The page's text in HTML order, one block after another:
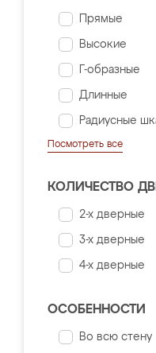
Прямые
Высокие
Г-образные
Длинные
Радиусные
Посмотреть все
КОЛИЧЕСТВО
2-х дверные
3-х дверные
4-х дверные
ОСОБЕННОСТИ
Во всю стену